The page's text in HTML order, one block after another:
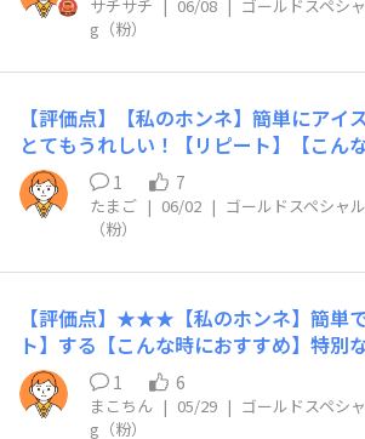
ヒーの量がたくさん入っているのが◯
コーヒーで摂取することが多くなるの
量を作ることができる粉の商品が◯※
は、ゴールドスペシャルアイスコーヒ
選べなかったのですが、最近購入した
ペシャルアイスコーヒー240g（粉）で
サチサチ 06/08
ゴールドスペシ
g（粉）
【評価点】【私のホンネ】簡単にアイ
とてもうれしい！【リピート】【こん
どをスーッと通るアイスコーヒーは今
1 7
たまご | 06/02 | ゴールドスペシャ
（粉）
【評価点】★★★【私のホンネ】簡単
ト】する【こんな時におすすめ】特別
におすすめ。
1 6
まこちん | 05/29 | ゴールドスペシ
g（粉）